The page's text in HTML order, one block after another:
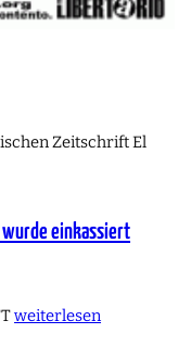
Zeitschrift El
wurde einkassiert
weiterlesen